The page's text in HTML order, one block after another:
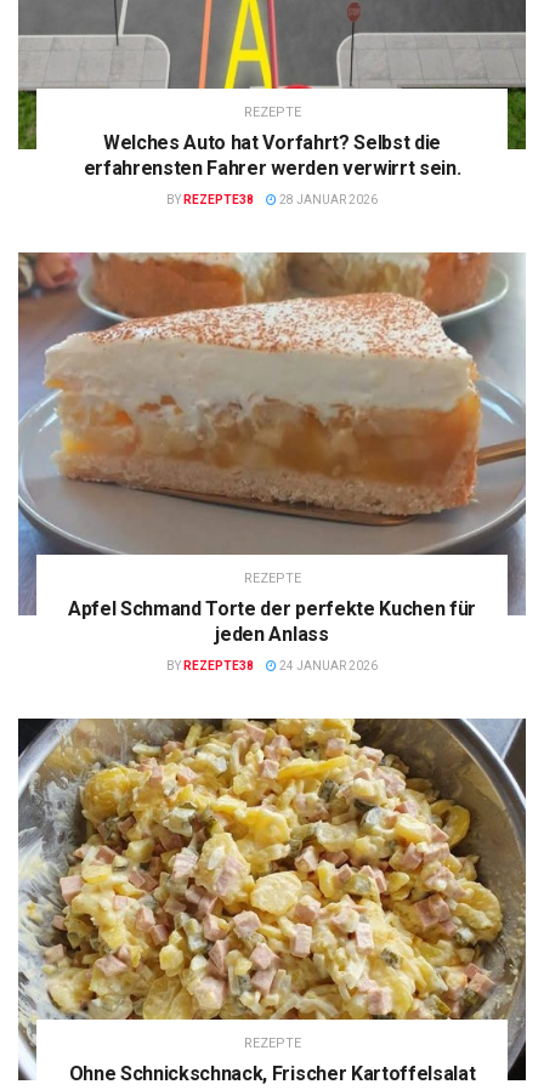
REZEPTE
Welches Auto hat Vorfahrt? Selbst die
erfahrensten Fahrer werden verwirrt sein.
BY REZEPTE38 28 JANUAR 2026
REZEPTE
Apfel Schmand Torte der perfekte Kuchen für
jeden Anlass
BY REZEPTE38 24 JANUAR 2026
REZEPTE
Ohne Schnickschnack, Frischer Kartoffelsalat